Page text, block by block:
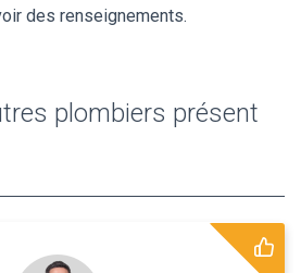
des renseignements.
plombiers présent